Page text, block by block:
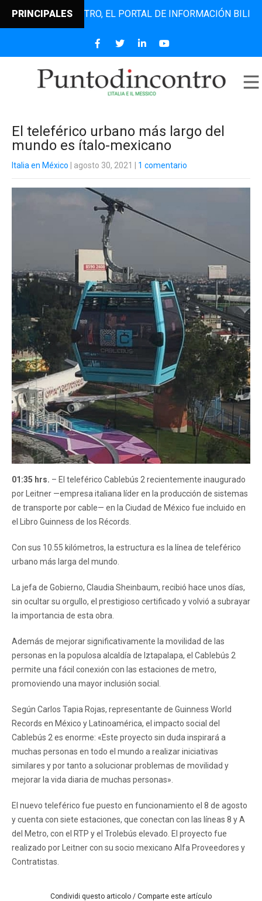
PRINCIPALES EL PORTAL DE INFORMACIÓN BILINGÜE
El teleférico urbano más largo del
mundo es ítalo-mexicano
Italia en México | agosto 30, 2021 1 comentario
01:35 hrs. – El teleférico Cablebús 2 recientemente inaugurado
por Leitner —empresa italiana líder en la producción de sistemas
de transporte por cable— en la Ciudad de México fue incluido en
el Libro Guinness de los Récords.
Con sus 10.55 kilómetros, la estructura es la línea de teleférico
urbano más larga del mundo.
La jefa de Gobierno, Claudia Sheinbaum, recibió hace unos días,
sin ocultar su orgullo, el prestigioso certificado y volvió a subrayar
la importancia de esta obra.
Además de mejorar significativamente la movilidad de las
personas en la populosa alcaldía de Iztapalapa, el Cablebús 2
permite una fácil conexión con las estaciones de metro,
promoviendo una mayor inclusión social.
Según Carlos Tapia Rojas, representante de Guinness World
Records en México y Latinoamérica, el impacto social del
Cablebús 2 es enorme: «Este proyecto sin duda inspirará a
muchas personas en todo el mundo a realizar iniciativas
similares y por tanto a solucionar problemas de movilidad y
mejorar la vida diaria de muchas personas».
El nuevo teleférico fue puesto en funcionamiento el 8 de agosto
y cuenta con siete estaciones, que conectan con las líneas 8 y A
del Metro, con el RTP y el Trolebús elevado. El proyecto fue
realizado por Leitner con su socio mexicano Alfa Proveedores y
Contratistas.
Condividi questo articolo / Comparte este artículo